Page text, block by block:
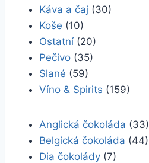
Káva a čaj (30)
Koše (10)
Ostatní (20)
Pečivo (35)
Slané (59)
Víno & Spirits (159)
Anglická čokoláda (33)
Belgická čokoláda (44)
Dia čokolády (7)